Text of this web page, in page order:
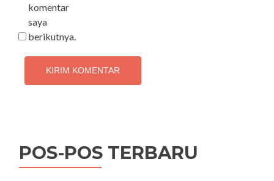
komentar
saya
berikutnya.
POS-POS TERBARU